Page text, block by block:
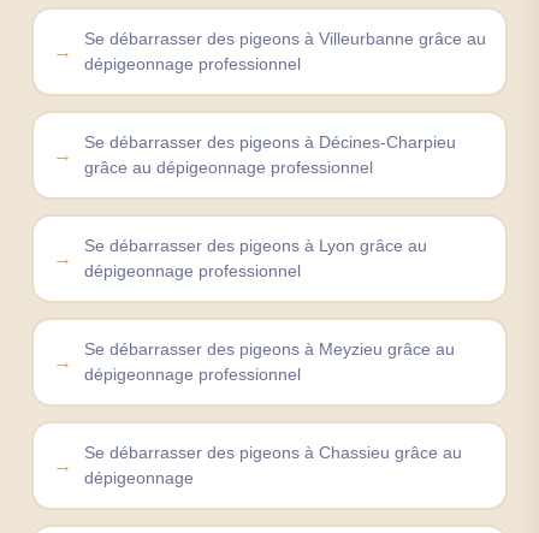
Se débarrasser des pigeons à Villeurbanne grâce au
dépigeonnage professionnel
Se débarrasser des pigeons à Décines-Charpieu
grâce au dépigeonnage professionnel
Se débarrasser des pigeons à Lyon grâce au
dépigeonnage professionnel
Se débarrasser des pigeons à Meyzieu grâce au
dépigeonnage professionnel
Se débarrasser des pigeons à Chassieu grâce au
dépigeonnage